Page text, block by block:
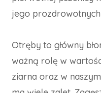
jego prozdrowotnych
Otręby to główny
ważną rolę w
ziarna oraz w